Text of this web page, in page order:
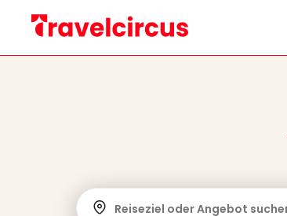
Reiseziel oder Angebot